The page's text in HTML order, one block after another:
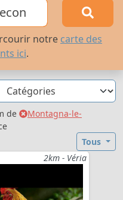
notre carte des
ici.
de
Montagna-le-
Tous
2km - Véria